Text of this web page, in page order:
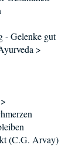
- Gelenke gut
>
(C.G. Arvay)